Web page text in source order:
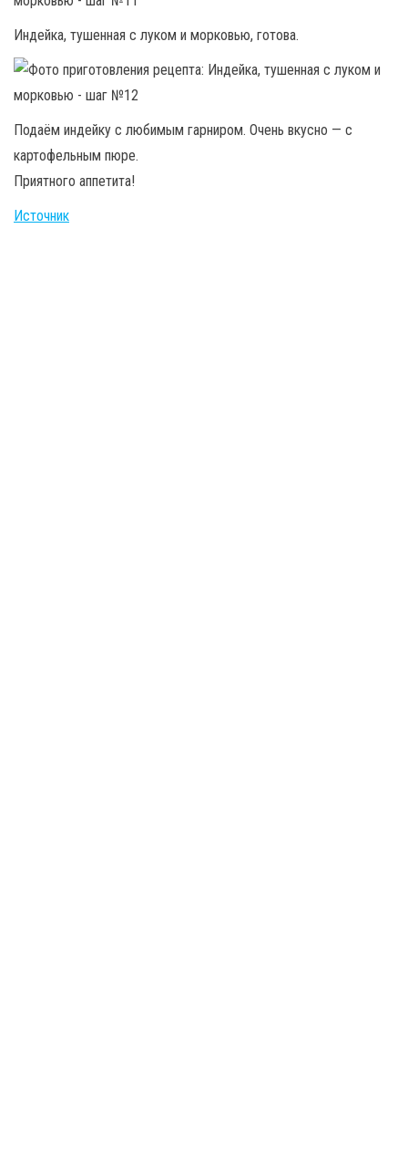
Индейка, тушенная с луком и морковью, готова.
Подаём индейку с любимым гарниром. Очень вкусно — с
картофельным пюре.
Приятного аппетита!
Источник